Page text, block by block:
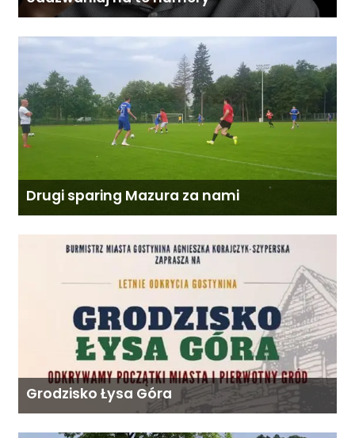
Drugi sparing Mazura za nami
Grodzisko Łysa Góra